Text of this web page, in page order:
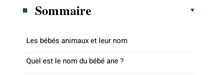
Sommaire
Les bébés animaux et leur nom
Quel est le nom du bébé ane ?